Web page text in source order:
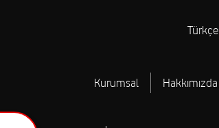
Türkçe
Kurumsal Hakkımızda